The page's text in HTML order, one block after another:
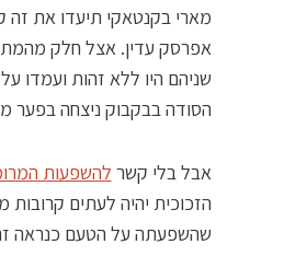
אפרסק עדין. אצל חלק
שניהם היו ללא זהות ועמדו
הסודה בבקבוק ניצחה בפער
אבל בלי קשר להשפעות
הזכוכית יהיה לעתים
שהשפעתה על הטעם כנראה